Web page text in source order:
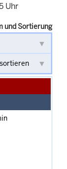
Uhr
und Sortierung